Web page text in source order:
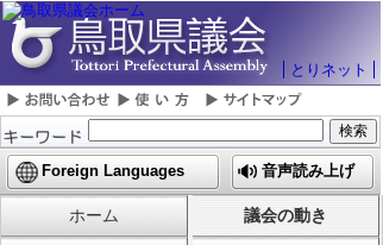
とりネット
Foreign Languages 音声読み上げ
ホーム 議会の動き